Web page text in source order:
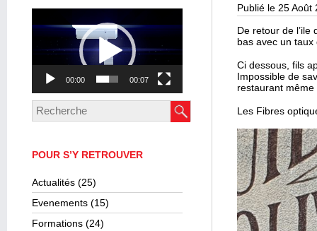
vidéo
00:00 00:07
POUR S’Y RETROUVER
Actualités (25)
Evenements (15)
Formations (24)
Publié le 25 Août
De retour de
bas avec un
Ci dessous, fils
Impossible de
restaurant même
Les Fibres